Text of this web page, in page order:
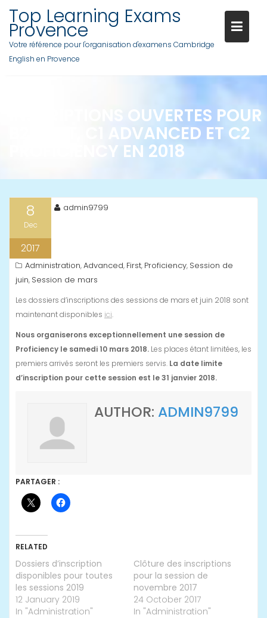
content
Top Learning Exams
Provence
Votre référence pour l'organisation d'examens Cambridge
English en Provence
INSCRIPTIONS OUVERTES POUR
B2 FIRST, C1 ADVANCED ET C2
PROFICIENCY EN 2018
8
Dec
2017
admin9799
Administration,Advanced, First, Proficiency, Session de
juin, Session de mars
Les dossiers d’inscriptions des sessions de mars et juin 2018 sont
maintenant disponibles ici.
Nous organiserons exceptionnellement une session de
Proficiency le samedi 10 mars 2018. Les places étant limitées, les
premiers arrivés seront les premiers servis. La date limite
d’inscription pour cette session est le 31 janvier 2018.
AUTHOR: ADMIN9799
PARTAGER :
RELATED
Dossiers d’inscription
disponibles pour toutes
les sessions 2019
12 January 2019
In "Administration"
Clôture des inscriptions
pour la session de
novembre 2017
24 October 2017
In "Administration"